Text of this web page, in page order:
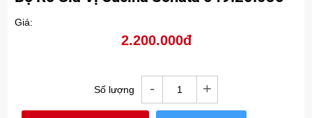
Giá:
2.200.000đ
Số lượng - +